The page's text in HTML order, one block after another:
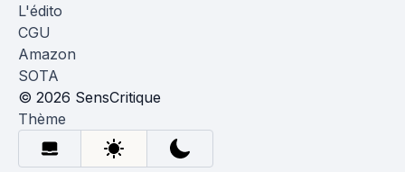
L'édito
CGU
Amazon
SOTA
© 2026 SensCritique
Thème